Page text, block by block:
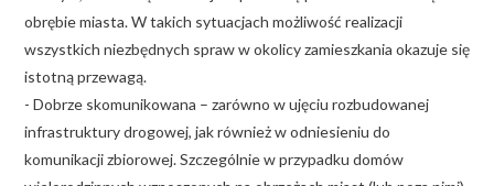
obrębie miasta. W takich sytuacjach możliwość realizacji
wszystkich niezbędnych spraw w okolicy zamieszkania okazuje się
istotną przewagą.
- Dobrze skomunikowana – zarówno w ujęciu rozbudowanej
infrastruktury drogowej, jak również w odniesieniu do
komunikacji zbiorowej. Szczególnie w przypadku domów